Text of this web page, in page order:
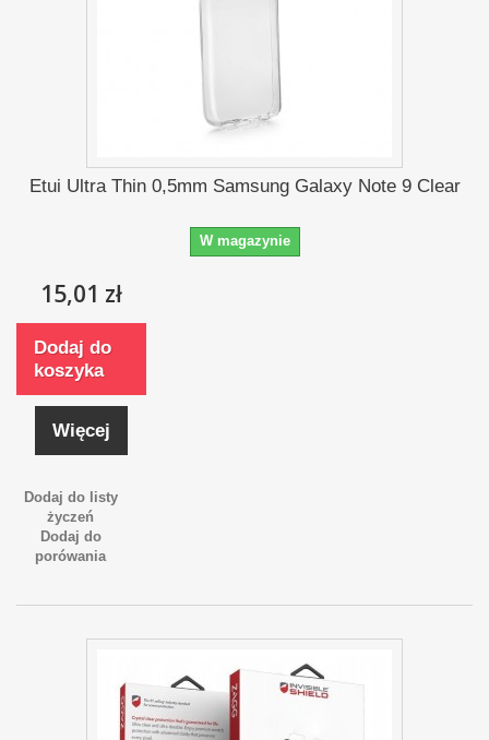
Etui Ultra Thin 0,5mm Samsung Galaxy Note 9 Clear
W magazynie
15,01 zł
Dodaj do
koszyka
Więcej
Dodaj do listy
życzeń
Dodaj do
porówania